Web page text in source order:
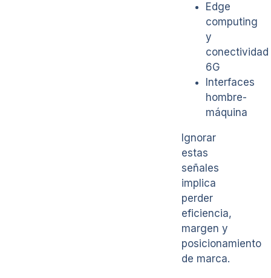
Edge
computing
y
conectividad
6G
Interfaces
hombre-
máquina
Ignorar
estas
señales
implica
perder
eficiencia,
margen y
posicionamiento
de marca.